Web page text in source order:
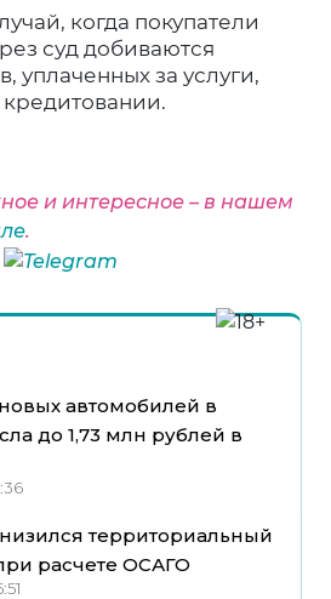
когда покупатели
суд добиваются
уплаченных за услуги,
и интересное – в нашем
.
автомобилей в
до 1,73 млн рублей в
территориальный
расчете ОСАГО